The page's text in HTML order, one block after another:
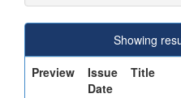
Showing
Preview
Issue
Date
Title